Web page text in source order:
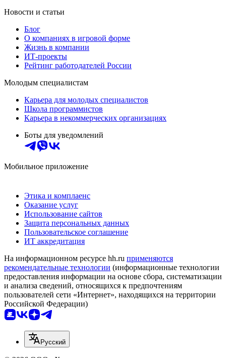
Новости и статьи
Блог
О компаниях в игровой форме
Жизнь в компании
ИТ-проекты
Рейтинг работодателей России
Молодым специалистам
Карьера для молодых специалистов
Школа программистов
Карьера в некоммерческих организациях
Боты для уведомлений
Мобильное приложение
Этика и комплаенс
Оказание услуг
Использование сайтов
Защита персональных данных
Пользовательское соглашение
ИТ аккредитация
На информационном ресурсе hh.ru применяются
рекомендательные технологии (информационные технологии
предоставления информации на основе сбора, систематизации
и анализа сведений, относящихся к предпочтениям
пользователей сети «Интернет», находящихся на территории
Российской Федерации)
Русский